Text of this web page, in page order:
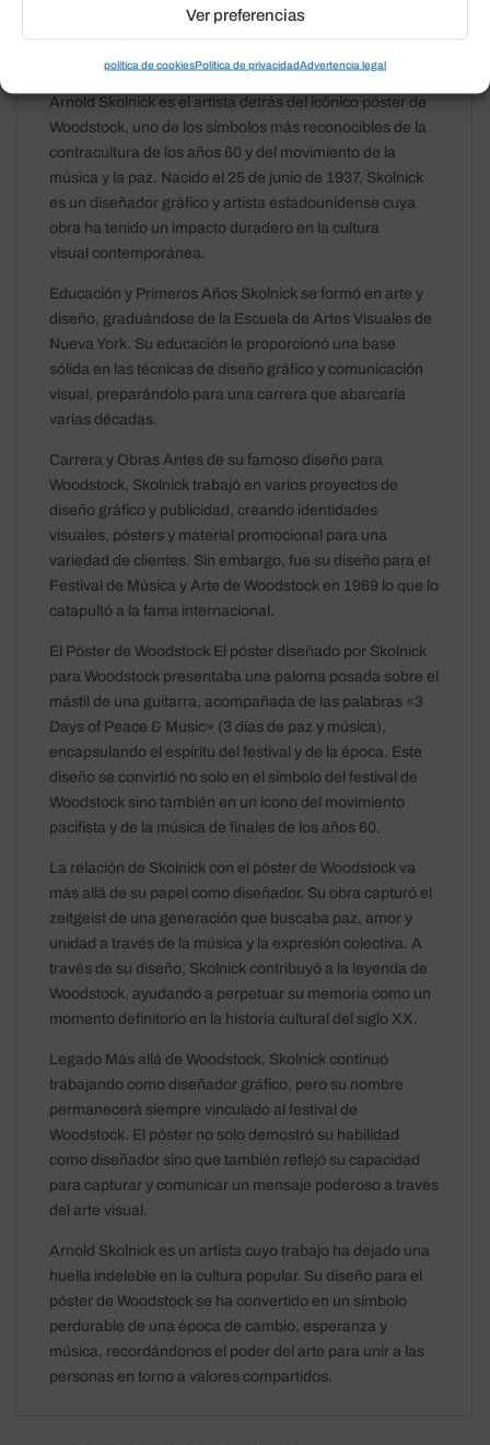
Ver preferencias
política de cookiesPolítica de privacidadAdvertencia legal
Información del artista
Arnold Skolnick es el artista detrás del icónico póster de
Woodstock, uno de los símbolos más reconocibles de la
contracultura de los años 60 y del movimiento de la
música y la paz. Nacido el 25 de junio de 1937, Skolnick
es un diseñador gráfico y artista estadounidense cuya
obra ha tenido un impacto duradero en la cultura
visual contemporánea.
Educación y Primeros Años Skolnick se formó en arte y
diseño, graduándose de la Escuela de Artes Visuales de
Nueva York. Su educación le proporcionó una base
sólida en las técnicas de diseño gráfico y comunicación
visual, preparándolo para una carrera que abarcaría
varias décadas.
Carrera y Obras Antes de su famoso diseño para
Woodstock, Skolnick trabajó en varios proyectos de
diseño gráfico y publicidad, creando identidades
visuales, pósters y material promocional para una
variedad de clientes. Sin embargo, fue su diseño para el
Festival de Música y Arte de Woodstock en 1969 lo que lo
catapultó a la fama internacional.
El Póster de Woodstock El póster diseñado por Skolnick
para Woodstock presentaba una paloma posada sobre el
mástil de una guitarra, acompañada de las palabras «3
Days of Peace & Music» (3 días de paz y música),
encapsulando el espíritu del festival y de la época. Este
diseño se convirtió no solo en el símbolo del festival de
Woodstock sino también en un icono del movimiento
pacifista y de la música de finales de los años 60.
La relación de Skolnick con el póster de Woodstock va
más allá de su papel como diseñador. Su obra capturó el
zeitgeist de una generación que buscaba paz, amor y
unidad a través de la música y la expresión colectiva. A
través de su diseño, Skolnick contribuyó a la leyenda de
Woodstock, ayudando a perpetuar su memoria como un
momento definitorio en la historia cultural del siglo XX.
Legado Más allá de Woodstock, Skolnick continuó
trabajando como diseñador gráfico, pero su nombre
permanecerá siempre vinculado al festival de
Woodstock. El póster no solo demostró su habilidad
como diseñador sino que también reflejó su capacidad
para capturar y comunicar un mensaje poderoso a través
del arte visual.
Arnold Skolnick es un artista cuyo trabajo ha dejado una
huella indeleble en la cultura popular. Su diseño para el
póster de Woodstock se ha convertido en un símbolo
perdurable de una época de cambio, esperanza y
música, recordándonos el poder del arte para unir a las
personas en torno a valores compartidos.